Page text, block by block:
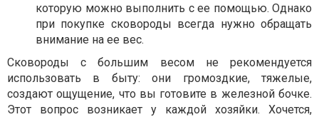
которую можно выполнить с ее помощью. Однако
при покупке сковороды всегда нужно обращать
внимание на ее вес.
Сковороды с большим весом не рекомендуется
использовать в быту: они громоздкие, тяжелые,
создают ощущение, что вы готовите в железной бочке.
Этот вопрос возникает у каждой хозяйки. Хочется,